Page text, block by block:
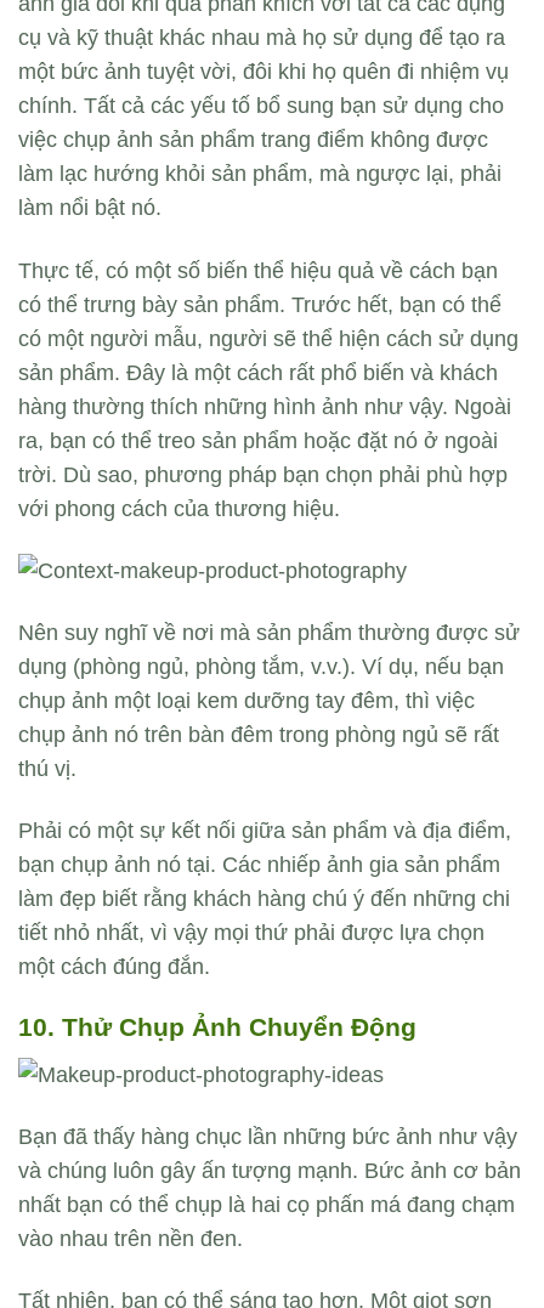
cụ và kỹ thuật khác nhau mà họ sử dụng để tạo ra
một bức ảnh tuyệt vời, đôi khi họ quên đi nhiệm vụ
chính. Tất cả các yếu tố bổ sung bạn sử dụng cho
việc chụp ảnh sản phẩm trang điểm không được
làm lạc hướng khỏi sản phẩm, mà ngược lại, phải
làm nổi bật nó.
Thực tế, có một số biến thể hiệu quả về cách bạn
có thể trưng bày sản phẩm. Trước hết, bạn có thể
có một người mẫu, người sẽ thể hiện cách sử dụng
sản phẩm. Đây là một cách rất phổ biến và khách
hàng thường thích những hình ảnh như vậy. Ngoài
ra, bạn có thể treo sản phẩm hoặc đặt nó ở ngoài
trời. Dù sao, phương pháp bạn chọn phải phù hợp
với phong cách của thương hiệu.
Nên suy nghĩ về nơi mà sản phẩm thường được sử
dụng (phòng ngủ, phòng tắm, v.v.). Ví dụ, nếu bạn
chụp ảnh một loại kem dưỡng tay đêm, thì việc
chụp ảnh nó trên bàn đêm trong phòng ngủ sẽ rất
thú vị.
Phải có một sự kết nối giữa sản phẩm và địa điểm,
bạn chụp ảnh nó tại. Các nhiếp ảnh gia sản phẩm
làm đẹp biết rằng khách hàng chú ý đến những chi
tiết nhỏ nhất, vì vậy mọi thứ phải được lựa chọn
một cách đúng đắn.
10. Thử Chụp Ảnh Chuyển Động
Bạn đã thấy hàng chục lần những bức ảnh như vậy
và chúng luôn gây ấn tượng mạnh. Bức ảnh cơ bản
nhất bạn có thể chụp là hai cọ phấn má đang chạm
vào nhau trên nền đen.
Tất nhiên, bạn có thể sáng tạo hơn. Một giọt sơn